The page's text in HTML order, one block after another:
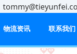
物流资讯 联系我们